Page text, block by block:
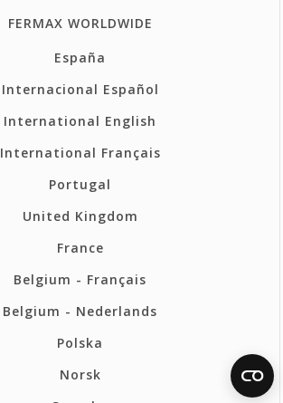
FERMAX WORLDWIDE
España
Internacional Español
International English
International Français
Portugal
United Kingdom
France
Belgium - Français
Belgium - Nederlands
Polska
Norsk